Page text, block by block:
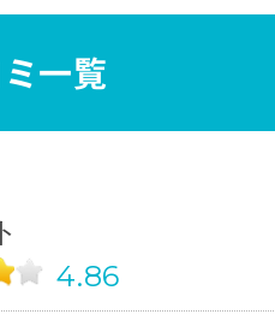
一覧
4.86